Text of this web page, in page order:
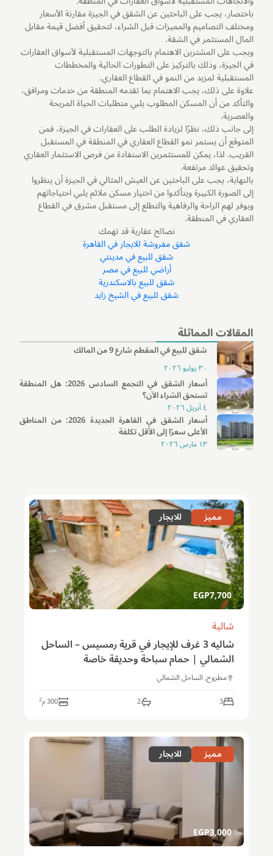
المقالات المماثلة
شقق للبيع في المقطم شارع 9 من المالك
٣٠ يوليو ٢٠٢٦
أسعار الشقق في التجمع السادس 2026: هل المنطقة
تستحق الشراء الآن؟
٤ أبريل ٢٠٢٦
أسعار الشقق في القاهرة الجديدة 2026: من المناطق
الأعلى سعرًا إلى الأقل تكلفة
١٣ مارس ٢٠٢٦
باختصار، يجب على الباحثين عن الشقق في الجيزة مقارنة الأسعار
ومختلف التصاميم والمميزات قبل الشراء، لتحقيق أفضل قيمة مقابل
المال المستثمر في الشقة.
ويجب على المشترين الاهتمام بالتوجهات المستقبلية لأسواق العقارات
في الجيزة، وذلك بالتركيز على التطورات الحالية والمخططات
المستقبلية لمزيد من النمو في القطاع العقاري.
علاوة على ذلك، يجب الاهتمام بما تقدمه المنطقة من خدمات ومرافق،
والتأكد من أن المسكن المطلوب يلبي متطلبات الحياة المريحة
والعصرية.
إلى جانب ذلك، نظرًا لزيادة الطلب على العقارات في الجيزة، فمن
المتوقع أن يستمر نمو القطاع العقاري في المنطقة في المستقبل
القريب. لذا، يمكن للمستثمرين الاستفادة من فرص الاستثمار العقاري
وتحقيق عوائد مرتفعة.
بالنهاية، يجب على الباحثين عن العيش المثالي في الجيزة أن ينظروا
إلى الصورة الكبيرة ويتأكدوا من اختيار مسكن ملائم يلبي احتياجاتهم
ويوفر لهم الراحة والرفاهية والتطلع إلى مستقبل مشرق في القطاع
العقاري في المنطقة.
نصائح عقارية قد تهمك
شقق مفروشة للايجار في القاهرة
شقق للبيع في مدينتي
أراضي للبيع في مصر
شقق للبيع بالاسكندرية
شقق للبيع في الشيخ زايد
مميز للايجار
7,700
EGP
شالية
شاليه 3 غرف للإيجار في قرية رمسيس – الساحل
الشمالي | حمام سباحة وحديقة خاصة
مطروح, الساحل الشمالي
3
2
300م2
مميز للايجار
3,000
EGP